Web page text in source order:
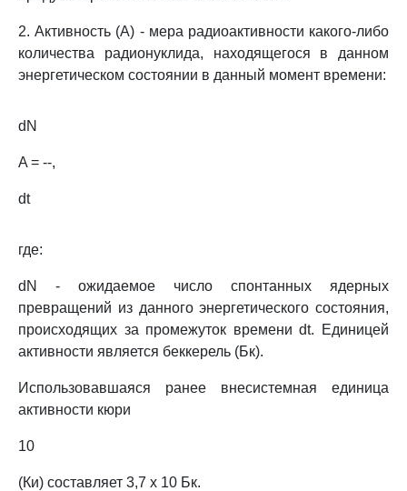
2. Активность (A) - мера радиоактивности какого-либо
количества радионуклида, находящегося в данном
энергетическом состоянии в данный момент времени:
dN
A = --,
dt
где:
dN - ожидаемое число спонтанных ядерных
превращений из данного энергетического состояния,
происходящих за промежуток времени dt. Единицей
активности является беккерель (Бк).
Использовавшаяся ранее внесистемная единица
активности кюри
10
(Ки) составляет 3,7 x 10 Бк.